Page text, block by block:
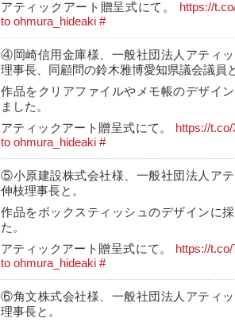
アティックアート贈呈式にて。
https://
to ohmura_hideaki #
④岡崎信用金庫様、一般社団法人アティ
理事長、同顧問の鈴木雅博愛知県議会議員
作品をクリアファイルやメモ帳のデザイ
ました。
アティックアート贈呈式にて。
https://
to ohmura_hideaki #
⑤小原建設株式会社様、一般社団法人ア
伸枝理事長と。
作品をボックスティッシュのデザインに
た。
アティックアート贈呈式にて。
https://
to ohmura_hideaki #
⑥角文株式会社様、一般社団法人アティ
理事長と。